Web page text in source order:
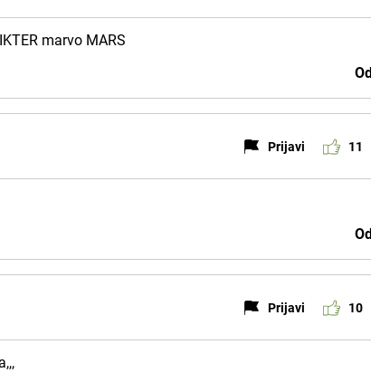
marvo MARS
Prijavi 11
Prijavi 10